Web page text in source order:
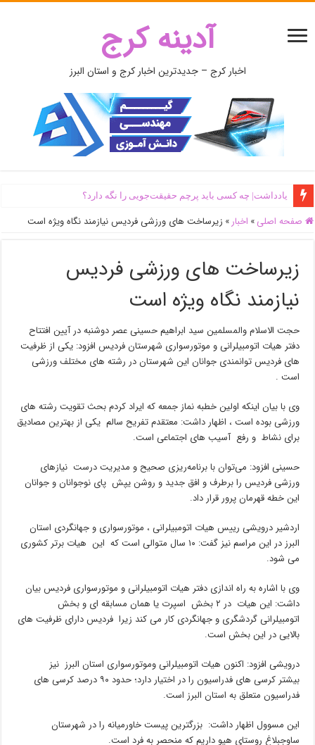
آدینه کرج
اخبار کرج – جدیدترین اخبار کرج و استان البرز
یادداشت| ‌چه کسی باید پرچم حقیقت‌جویی را نگه دارد؟
صفحه اصلی » اخبار » زیرساخت های ورزشی فردیس نیازمند نگاه ویژه است
زیرساخت های ورزشی فردیس
نیازمند نگاه ویژه است
حجت الاسلام والمسلمین سید ابراهیم حسینی عصر دوشنبه در آیین افتتاح
دفتر هیات اتومبیلرانی و موتورسواری شهرستان فردیس افزود: یکی از ظرفیت
های فردیس توانمندی جوانان این شهرستان در رشته های مختلف ورزشی
است .
وی با بیان اینکه اولین خطبه نماز جمعه که ایراد کردم بحث تقویت رشته های
ورزشی بوده است ، اظهار داشت: معتقدم تفریح سالم یکی از بهترین مصادیق
برای نشاط و رفع آسیب های اجتماعی است.
حسینی افزود: می‌توان با برنامه‌ریزی صحیح و مدیریت درست نیازهای
ورزشی فردیس را برطرف و افق‌ جدید و روشن یپش پای نوجوانان و جوانان
این خطه قهرمان پرور قرار داد.
اردشیر درویشی رییس هیات اتومبیلرانی ، موتورسواری و جهانگردی استان
البرز در این مراسم نیز گفت: ۱۰ سال متوالی است که این هیات برتر کشوری
می شود.
وی با اشاره به راه اندازی دفتر هیات اتومبیلرانی و موتورسواری فردیس بیان
داشت: این هیات در ۲ بخش اسپرت یا همان مسابقه ای و بخش
اتومبیلرانی گردشگری و جهانگردی کار می کند زیرا فردیس دارای ظرفیت های
بالایی در این بخش است.
درویشی افزود: اکنون هیات اتومبیلرانی وموتورسواری استان البرز نیز
بیشتر کرسی های فدراسیون را در اختیار دارد؛ حدود ۹۰ درصد کرسی های
فدراسیون متعلق به استان البرز است.
این مسوول اظهار داشت: بزرگترین پیست خاورمیانه را در شهرستان
ساوجبلاغ روستای هیو داریم که منحصر به فرد است.